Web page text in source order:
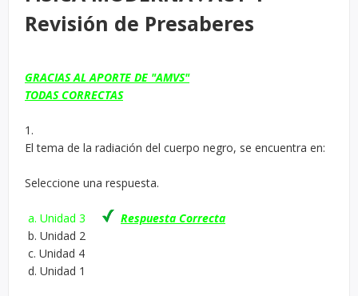
Revisión de Presaberes
GRACIAS AL APORTE DE "AMVS"
TODAS CORRECTAS
1.
El tema de la radiación del cuerpo negro, se encuentra en:
Seleccione una respuesta.
a. Unidad 3
Respuesta Correcta
b. Unidad 2
c. Unidad 4
d. Unidad 1